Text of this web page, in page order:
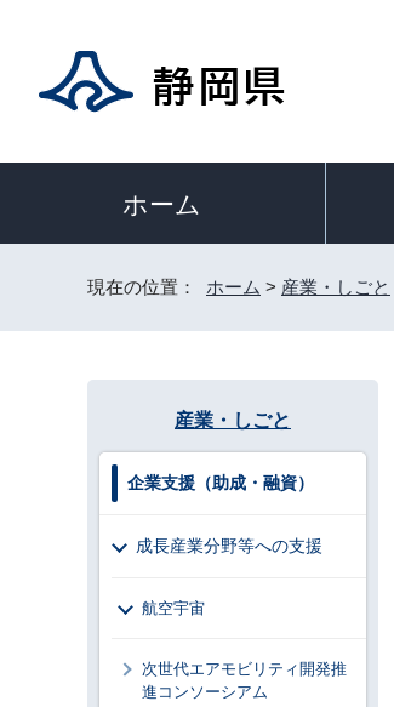
ホーム
現在の位置： ホーム > 産業・しごと
産業・しごと
企業支援（助成・融資）
成長産業分野等への支援
航空宇宙
次世代エアモビリティ開発推
進コンソーシアム